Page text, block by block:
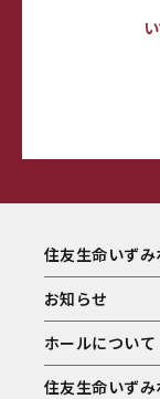
住友生命いずみ
お知らせ
ホールについて
住友生命いず